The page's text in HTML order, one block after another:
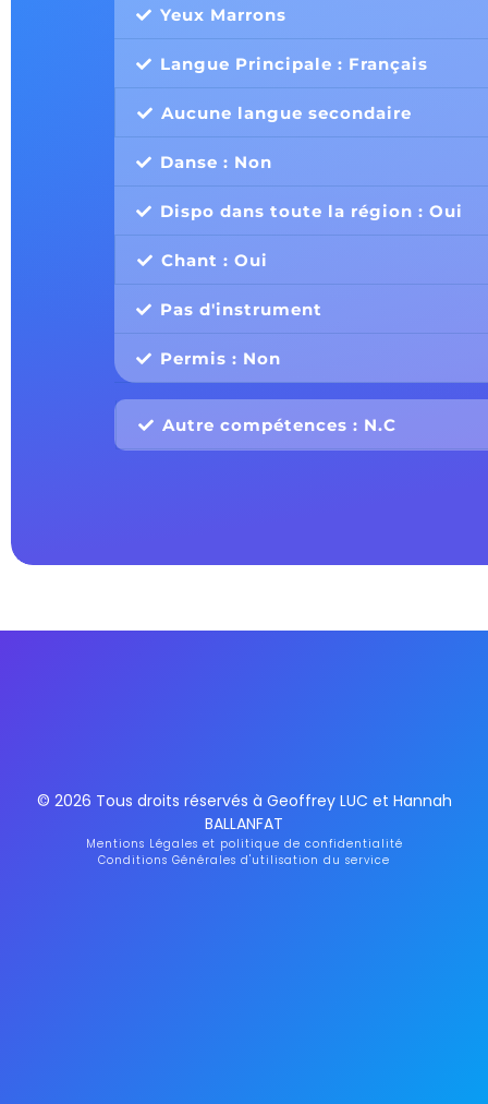
Yeux Marrons
Langue Principale : Français
Aucune langue secondaire
Danse : Non
Dispo dans toute la région : Oui
Chant : Oui
Pas d'instrument
Permis : Non
Autre compétences : N.C
© 2026 Tous droits réservés à Geoffrey LUC et Hannah
BALLANFAT
Mentions Légales et politique de confidentialité
Conditions Générales d'utilisation du service